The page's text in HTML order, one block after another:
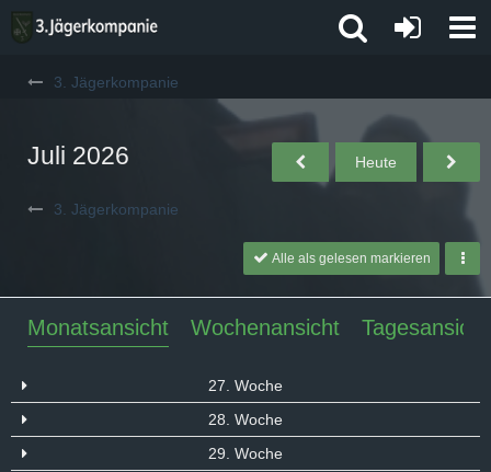
3. Jägerkompanie
Juli 2026 Heute
3. Jägerkompanie
Alle als gelesen markieren
Monatsansicht Wochenansicht Tagesansicht
27. Woche
28. Woche
29. Woche